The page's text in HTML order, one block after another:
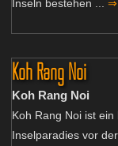
Inseln bestehen ... ⇒
Koh Rang Noi
Koh Rang Noi
Koh Rang Noi ist
Inselparadies vor